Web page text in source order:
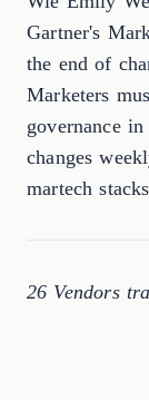
Gartner's
the end of
Marketers
governance
changes
martech
26 Vendors